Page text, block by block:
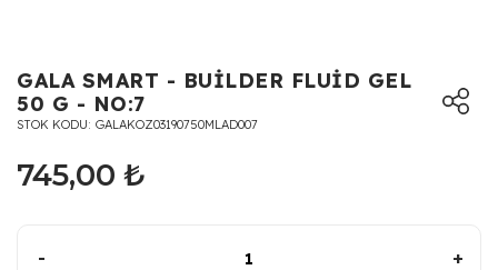
GALA SMART - BUİLDER FLUİD GEL
50 G - NO:7
STOK KODU GALAKOZ03190750MLAD007
745,00 ₺
- +